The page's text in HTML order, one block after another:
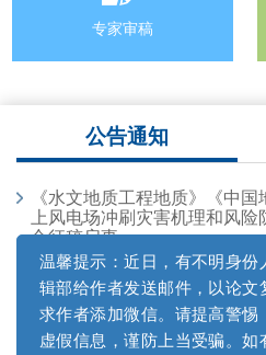
专家审稿
公告通知
《水文地质工程地质》《中
上风电场冲刷灾害机理和风
合征稿启事
喜报！《中国地质灾害与防
式被英国EuroPub数据库收录
特别致谢：2025年度《中国
贡献编委、优秀青年编委及审
温馨提示：近日，有不明身份人
辑部给作者发送邮件，以论文复
求作者添加微信。请提高警惕，